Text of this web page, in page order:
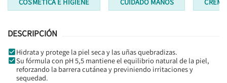
COSMÉTICA E HIGIENE CUIDADO MANOS
DESCRIPCIÓN
Hidrata y protege la piel seca y las uñas quebradizas.
Su fórmula con pH 5,5 mantiene el equilibrio natural de la piel,
reforzando la barrera cutánea y previniendo irritaciones y
sequedad.